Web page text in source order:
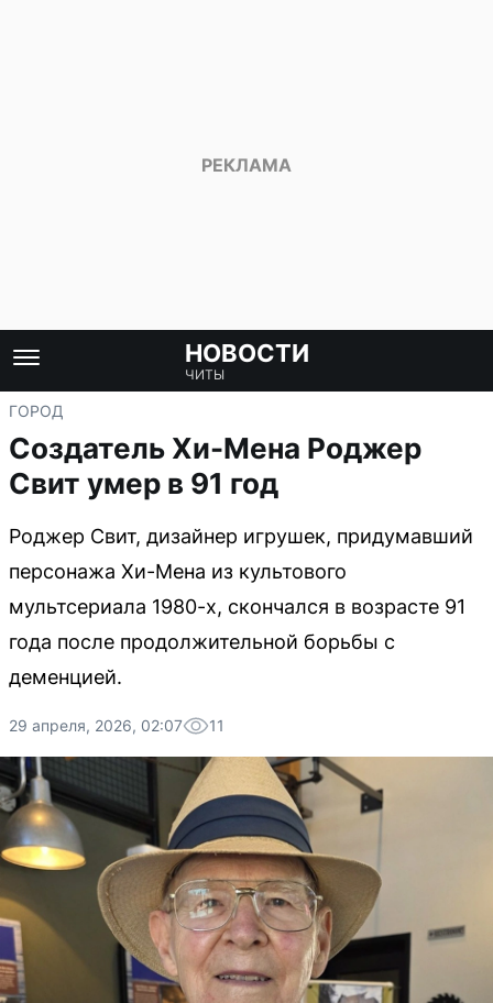
НОВОСТИ
ЧИТЫ
ГОРОД
Создатель Хи-Мена Роджер
Свит умер в 91 год
Роджер Свит, дизайнер игрушек, придумавший
персонажа Хи-Мена из культового
мультсериала 1980-х, скончался в возрасте 91
года после продолжительной борьбы с
деменцией.
29 апреля, 2026, 02:07 11